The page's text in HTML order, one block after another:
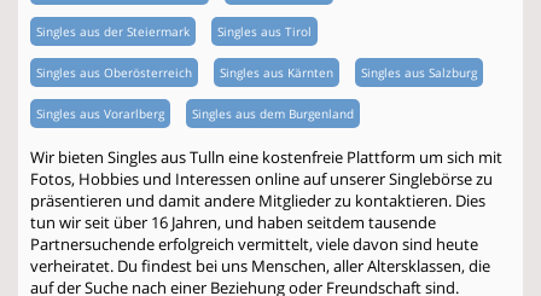
Singles aus der Steiermark Singles aus Tirol
Singles aus Oberösterreich Singles aus Kärnten Singles aus Salzburg
Singles aus Vorarlberg Singles aus dem Burgenland
Wir bieten Singles aus Tulln eine kostenfreie Plattform um sich mit
Fotos, Hobbies und Interessen online auf unserer Singlebörse zu
präsentieren und damit andere Mitglieder zu kontaktieren. Dies
tun wir seit über 16 Jahren, und haben seitdem tausende
Partnersuchende erfolgreich vermittelt, viele davon sind heute
verheiratet. Du findest bei uns Menschen, aller Altersklassen, die
auf der Suche nach einer Beziehung oder Freundschaft sind.